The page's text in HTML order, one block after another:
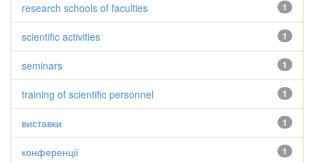
1
research schools of faculties
1
scientific activities
1
seminars
1
training of scientific personnel
1
виставки
1
конференції